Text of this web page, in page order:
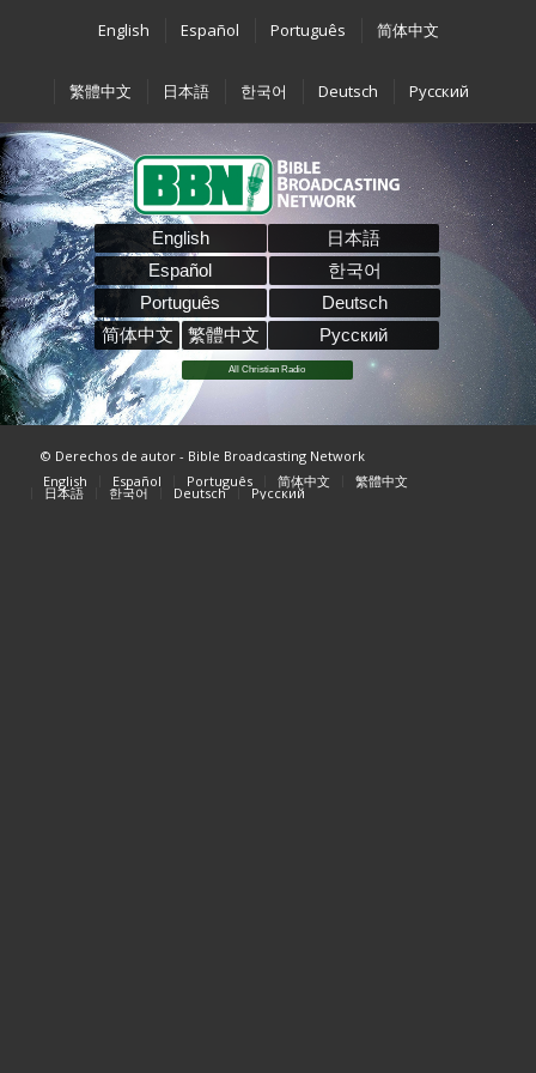
English Español Português 简体中文
繁體中文 日本語 한국어 Deutsch Pусский
English
Español
Português
简体中文
繁體中文
日本語
한국어
Deutsch
Pусский
All Christian Radio
© Derechos de autor - Bible Broadcasting Network
English
Español Português 简体中文 繁體中文
日本語 한국어 Deutsch Pусский